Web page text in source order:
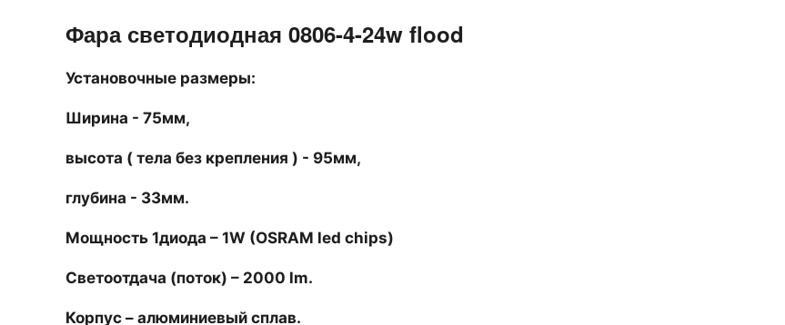
Фара светодиодная 0806-4-24w flood
Установочные размеры:
Ширина - 75мм,
высота ( тела без крепления ) - 95мм,
глубина - 33мм.
Мощность 1диода – 1W (OSRAM led chips)
Светоотдача (поток) – 2000 lm.
Корпус – алюминиевый сплав.